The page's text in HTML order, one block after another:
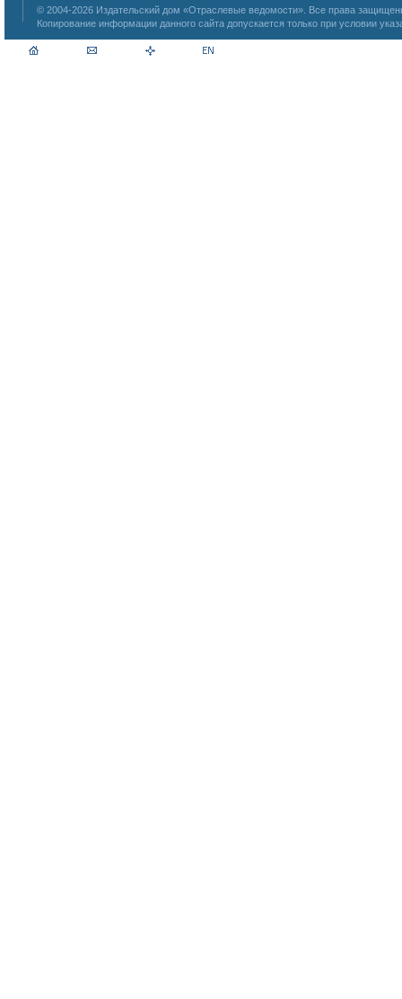
© 2004-2026 Издательский дом «Отраслевые ведомости» . Все права
Копирование информации данного сайта допускается только при условии